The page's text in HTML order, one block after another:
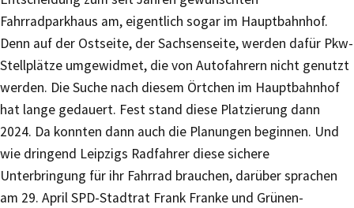
Fahrradparkhaus am, eigentlich sogar im Hauptbahnhof.
Denn auf der Ostseite, der Sachsenseite, werden dafür Pkw-
Stellplätze umgewidmet, die von Autofahrern nicht genutzt
werden. Die Suche nach diesem Örtchen im Hauptbahnhof
hat lange gedauert. Fest stand diese Platzierung dann
2024. Da konnten dann auch die Planungen beginnen. Und
wie dringend Leipzigs Radfahrer diese sichere
Unterbringung für ihr Fahrrad brauchen, darüber sprachen
am 29. April SPD-Stadtrat Frank Franke und Grünen-